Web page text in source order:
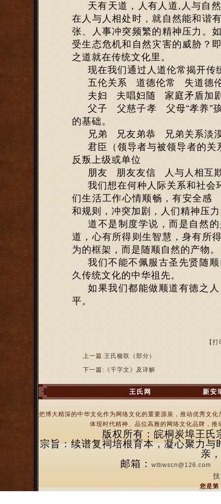
天有天道，人有人道,人与自
在人与人相处时，就自然能和谐
张、人事冲突频繁的精神压力。
受生态危机和自然灾害的威胁？
之道就在传统文化里。
现在我们通过人道伦常揭开传
五伦关系 道德伦常 失道德
夫妇 夫唱妇随 家庭矛盾加
父子 父慈子孝 父母“孝养”
的基础。
兄弟 兄友弟恭 兄弟关系淡
君臣（领导者与被领导者的
反叛上级或单位
朋友 朋友友信 人与人相互
我们想在何种人际关系和社
们生活工作心情顺畅，有安全感
和规则，冲突加剧，人们精神压
道不是制度学说，而是自然
道，心有所得则生智慧，身有所
为的框架，而是随顺自然的产物。
我们不能不佩服古圣先贤随
久传统文化的中华祖先。
如果我们都能做顺道有德之
平。
【打
上一篇:王氏楹联（部分）
下一篇:《千字文》及详解
王氏网 新安
把博大精深的中华文化作为网络文化的重要源泉，推动优秀文
体现时代精神、品位高雅的网络文化品牌，
版权所有：皖桐炭埠王氏
宗旨：续谱复祠培根育本，凝心聚力
亲
邮箱：wtbwscn@126.com
您是第